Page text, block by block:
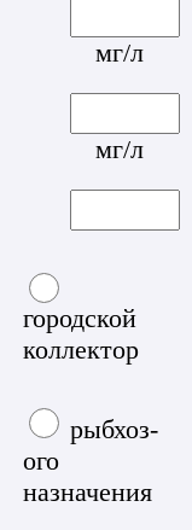
мг/л
мг/л
городской
коллектор
рыбхоз-
ого
назначения